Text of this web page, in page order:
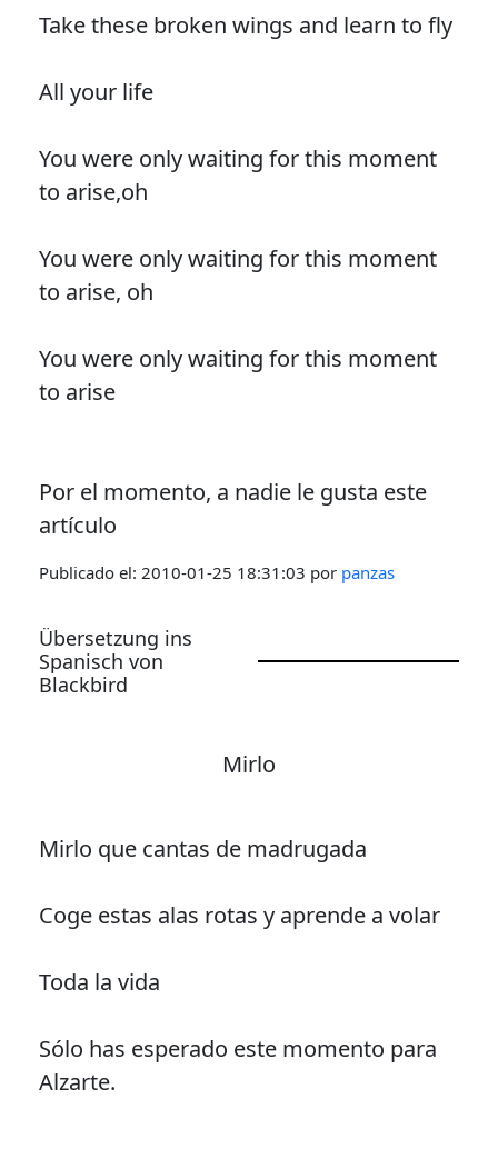
Take these broken wings and learn to fly
All your life
You were only waiting for this moment
to arise,oh
You were only waiting for this moment
to arise, oh
You were only waiting for this moment
to arise
Por el momento, a nadie le gusta este
artículo
Publicado el: 2010-01-25 18:31:03 por panzas
Übersetzung ins
Spanisch von
Blackbird
Mirlo
Mirlo que cantas de madrugada
Coge estas alas rotas y aprende a volar
Toda la vida
Sólo has esperado este momento para
Alzarte.